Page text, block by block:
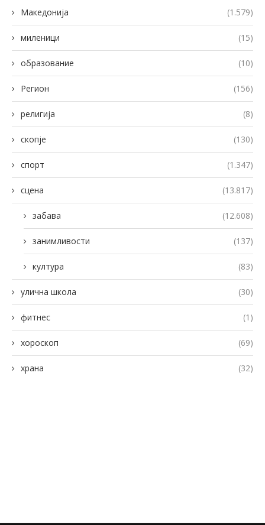
Македонија (1.579)
миленици (15)
образование (10)
Регион (156)
религија (8)
скопје (130)
спорт (1.347)
сцена (13.817)
забава (12.608)
занимливости (137)
култура (83)
улична школа (30)
фитнес (1)
хороскоп (69)
храна (32)